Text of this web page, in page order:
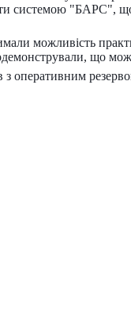
системою "БАРС",
можливість
що
з оперативним